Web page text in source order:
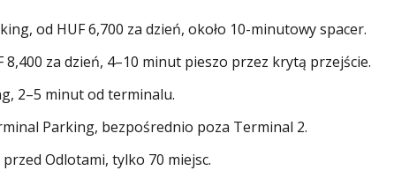
od HUF 6,700 za dzień, około 10-minutowy spacer.
za dzień, 4–10 minut pieszo przez krytą przejście.
2–5 minut od terminalu.
Parking, bezpośrednio poza Terminal 2.
Odlotami, tylko 70 miejsc.